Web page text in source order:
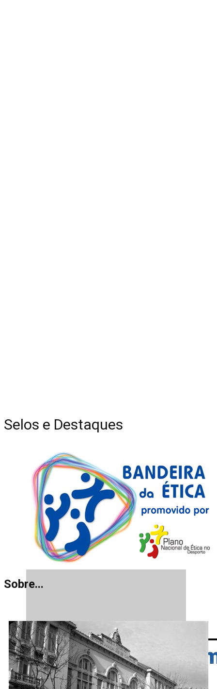
Selos e Destaques
Sobre...